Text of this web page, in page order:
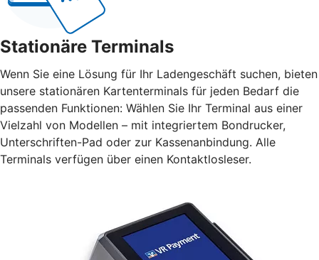
Stationäre Terminals
Wenn Sie eine Lösung für Ihr Ladengeschäft suchen, bieten
unsere stationären Kartenterminals für jeden Bedarf die
passenden Funktionen: Wählen Sie Ihr Terminal aus einer
Vielzahl von Modellen – mit integriertem Bondrucker,
Unterschriften-Pad oder zur Kassenanbindung. Alle
Terminals verfügen über einen Kontaktlosleser.